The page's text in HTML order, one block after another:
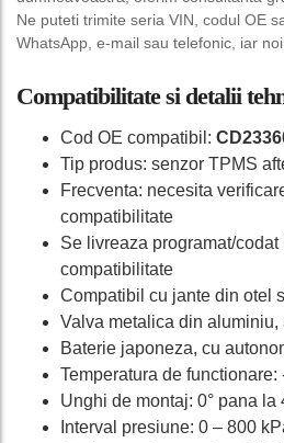
Ne puteti trimite seria VIN, codul OE
WhatsApp, e-mail sau telefonic, iar
Compatibilitate si detalii
Cod OE compatibil:
Tip produs: senzor TPMS
Frecventa: necesita
compatibilitate
Se livreaza programat/codat
compatibilitate
Compatibil cu jante din otel
Valva metalica din aluminiu,
Baterie japoneza, cu
Temperatura de functionare:
Unghi de montaj: 0° pana la
Interval presiune: 0 – 800